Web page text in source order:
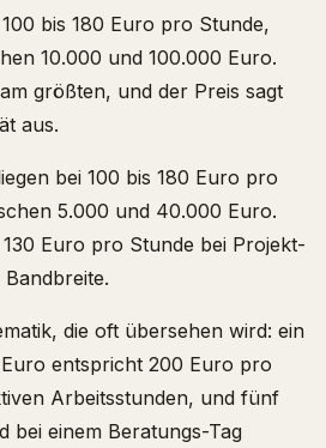
bis 180 Euro pro Stunde,
10.000 und 100.000 Euro.
größten, und der Preis sagt
aus.
bei 100 bis 180 Euro pro
5.000 und 40.000 Euro.
Euro pro Stunde bei Projekt-
die oft übersehen wird: ein
entspricht 200 Euro pro
Arbeitsstunden, und fünf
bei einem Beratungs-Tag